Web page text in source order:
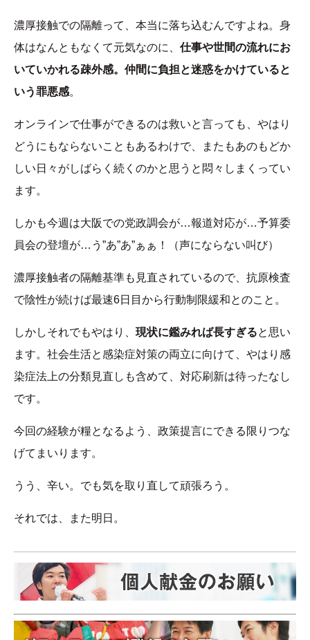
濃厚接触での隔離って、本当に落ち込むんですよね。身
体はなんともなくて元気なのに、 仕事や世間の流れにお
いていかれる疎外感。仲間に負担と迷惑をかけていると
いう罪悪感。
オンラインで仕事ができるのは救いと言っても、やはり
どうにもならないこともあるわけで、またもあのもどか
しい日々がしばらく続くのかと思うと悶々しまくってい
ます。
しかも今週は大阪での党政調会が…報道対応が…予算委
員会の登壇が…う”あ”あ”ぁぁ！（声にならない叫び）
濃厚接触者の隔離基準も見直されているので、抗原検査
で陰性が続けば最速6日目から行動制限緩和とのこと。
しかしそれでもやはり、 現状に鑑みれば長すぎると思い
ます。社会生活と感染症対策の両立に向けて、やはり感
染症法上の分類見直しも含めて、対応刷新は待ったなし
です。
今回の経験が糧となるよう、政策提言にできる限りつな
げてまいります。
うう、辛い。でも気を取り直して頑張ろう。
それでは、また明日。